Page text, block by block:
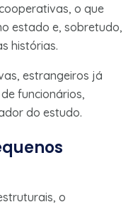
o que
estado e, sobretudo,
histórias.
estrangeiros já
funcionários,
do estudo.
o